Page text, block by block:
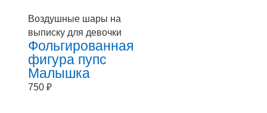
Воздушные шары на
выписку для девочки
Фольгированная
фигура пупс
Малышка
750 ₽